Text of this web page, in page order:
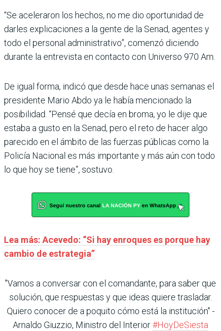
“Se aceleraron los hechos, no me dio oportunidad de
darles explicaciones a la gente de la Senad, agentes y
todo el personal administrativo”, comenzó diciendo
durante la entrevista en contacto con Universo 970 Am.
De igual forma, indicó que desde hace unas semanas el
presidente Mario Abdo ya le había mencionado la
posibilidad. “Pensé que decía en broma, yo le dije que
estaba a gusto en la Senad, pero el reto de hacer algo
parecido en el ámbito de las fuerzas públicas como la
Policía Nacional es más importante y más aún con todo
lo que hoy se tiene”, sostuvo.
Lea más: Acevedo: “Si hay enroques es porque hay
cambio de estrategia”
"Vamos a conversar con el comandante, para saber que
solución, que respuestas y que ideas quiere trasladar.
Quiero conocer de a poquito cómo está la institución" -
Arnaldo Giuzzio, Ministro del Interior#HoyDeSiesta